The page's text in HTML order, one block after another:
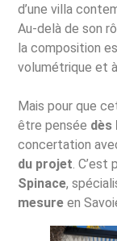
d’une villa
Au-delà de son
la composition
volumétrique et
Mais pour que
être pensée dès
concertation
du projet. C’est
Spinace,
mesure en